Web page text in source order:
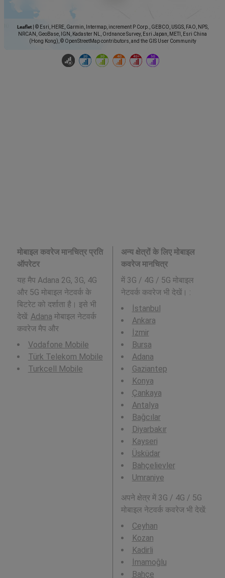
Leaflet
© Esri, HERE, Garmin, Intermap, increment P Corp., GEBCO, USGS, FAO, NPS,
NRCAN, GeoBase, IGN, Kadaster NL, Ordnance Survey, Esri Japan, METI, Esri China
(Hong Kong), © OpenStreetMap contributors, and the GIS User Community
मोबाइल कवरेज मानचित्र प्रति
ऑपरेटर
यह मैप Adana 2G, 3G, 4G
और 5G मोबाइल नेटवर्क के
बिटरेट को दर्शाता है। इसे भी
देखें: Adana मोबाइल नेटवर्क
कवरेज मैप और
Vodafone Mobile
Türk Telekom Mobile
Turkcell Mobile
अन्य क्षेत्रों के लिए मोबाइल
कवरेज मानचित्र
में 3G / 4G / 5G मोबाइल
नेटवर्क कवरेज भी देखें। :
İstanbul
Ankara
İzmir
Bursa
Adana
Gaziantep
Konya
Çankaya
Antalya
Bağcılar
Diyarbakır
Kayseri
Üsküdar
Bahçelievler
Umraniye
अपने क्षेत्र में 3G / 4G / 5G
मोबाइल नेटवर्क कवरेज भी देखें:
Ceyhan
Kozan
Kadirli
İmamoğlu
Bahçe